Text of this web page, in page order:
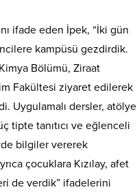
ifade eden İpek, “İki gün
kampüsü gezdirdik.
Bölümü, Ziraat
Fakültesi ziyaret edilerek
Uygulamalı dersler, atölye
tipte tanıtıcı ve eğlenceli
bilgiler vererek
çocuklara Kızılay, afet
de verdik” ifadelerini